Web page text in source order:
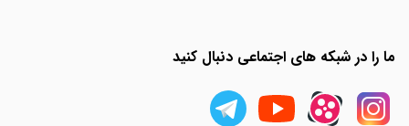
ما را در شبکه های اجتماعی دنبال کنید